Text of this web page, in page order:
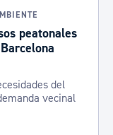
peatonales
del
vecinal